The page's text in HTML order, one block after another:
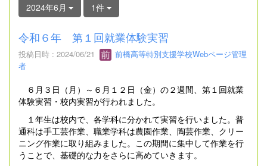
2024年6月 1件
令和６年 第１回就業体験実習
投稿日時 : 2024/06/21
前橋高等特別支援学校Webページ管理
者
６月３日（月）～６月１２日（金）の２週間、第１回就業
体験実習・校内実習が行われました。
１年生は校内で、各学科に分かれて実習を行いました。普
通科は手工芸作業、職業学科は農園作業、陶芸作業、クリー
ニング作業に取り組みました。この期間に集中して作業を行
うことで、基礎的な力をさらに高めていきます。